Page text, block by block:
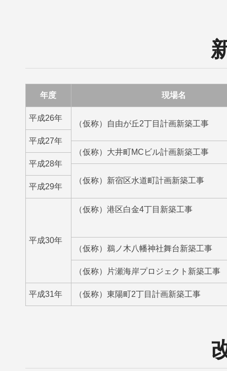
年度 現場名
平成26年
（仮称）自由が丘2丁目計画新築工事
平成27年
（仮称）大井町MCビル計画新築工事
平成28年
（仮称）新宿区水道町計画新築工事
平成29年
平成30年
（仮称）港区白金4丁目新築工事
（仮称）鵜ノ木八幡神社舞台新築工事
（仮称）片瀬海岸プロジェクト新築工事
平成31年 （仮称）東陽町2丁目計画新築工事